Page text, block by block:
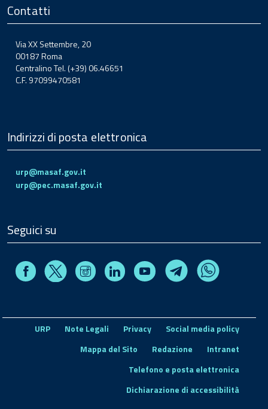
Contatti
Via XX Settembre, 20
00187 Roma
Centralino Tel. (+39) 06.46651
C.F. 97099470581
Indirizzi di posta elettronica
urp@masaf.gov.it
urp@pec.masaf.gov.it
Seguici su
FacebookX InstagramLinkedin Youtube TelegramWhatsapp
URP Note Legali Privacy
Social media policy
Mappa del Sito
Redazione
Intranet
Telefono e posta elettronica
Dichiarazione di accessibilità